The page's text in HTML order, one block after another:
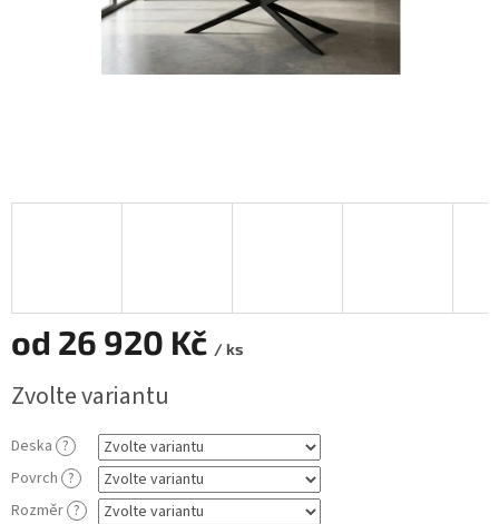
od 26 920 Kč / ks
cena:
Zvolte variantu
Deska ?
Povrch ?
Rozměr ?